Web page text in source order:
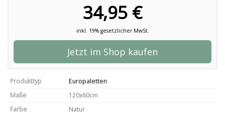
34,95 €
inkl. 19% gesetzlicher MwSt.
Jetzt im Shop kaufen
Produkttyp
Europaletten
Maße
120x60cm
Farbe
Natur